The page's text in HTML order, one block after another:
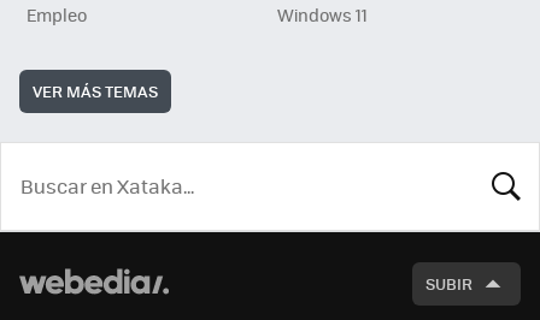
Empleo
Windows 11
VER MÁS TEMAS
SUBIR